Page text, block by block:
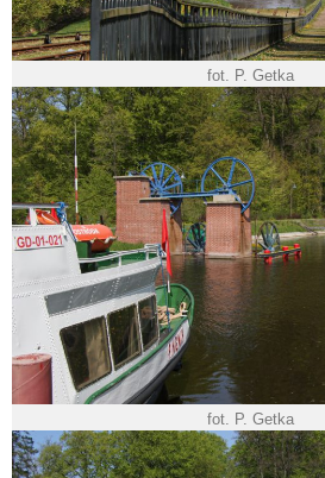
fot. P. Getka
fot. P. Getka